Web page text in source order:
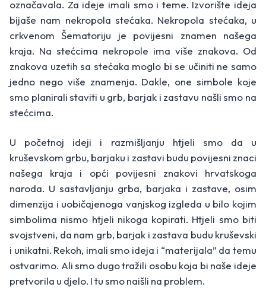
označavala. Za ideje imali smo i teme. Izvorište ideja
bijaše nam nekropola stećaka. Nekropola stećaka, u
crkvenom Šematoriju je povijesni znamen našega
kraja. Na stećcima nekropole ima više znakova. Od
znakova uzetih sa stećaka moglo bi se učiniti ne samo
jedno nego više znamenja. Dakle, one simbole koje
smo planirali staviti u grb, barjak i zastavu našli smo na
stećcima.
U početnoj ideji i razmišljanju htjeli smo da u
kruševskom grbu, barjaku i zastavi budu povijesni znaci
našega kraja i opći povijesni znakovi hrvatskoga
naroda. U sastavljanju grba, barjaka i zastave, osim
dimenzija i uobičajenoga vanjskog izgleda u bilo kojim
simbolima nismo htjeli nikoga kopirati. Htjeli smo biti
svojstveni, da nam grb, barjak i zastava budu kruševski
i unikatni. Rekoh, imali smo ideja i “materijala” da temu
ostvarimo. Ali smo dugo tražili osobu koja bi naše ideje
pretvorila u djelo. I tu smo naišli na problem.